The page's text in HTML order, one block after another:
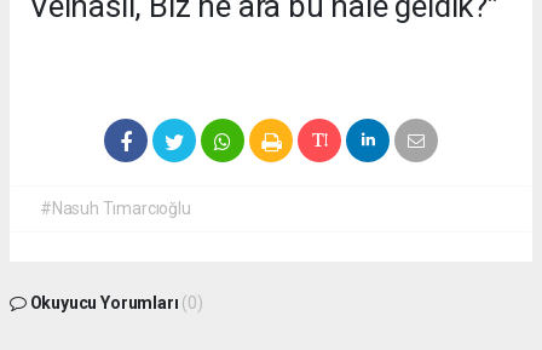
#Nasuh Tımarcıoğlu
Okuyucu Yorumları (0)